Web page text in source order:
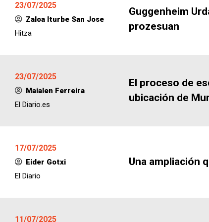
23/07/2025
Zaloa Iturbe San Jose
Hitza
Guggenheim
prozesuan
23/07/2025
Maialen Ferreira
El Diario.es
El proceso de
ubicación de
17/07/2025
Eider Gotxi
El Diario
Una ampliación
11/07/2025